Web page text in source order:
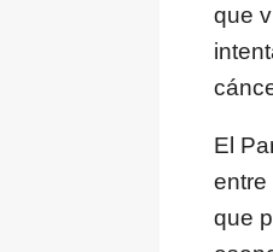
que
El
entre
que